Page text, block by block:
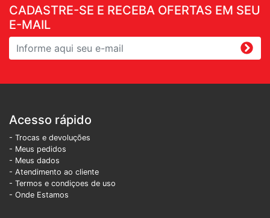
CADASTRE-SE E RECEBA OFERTAS EM SEU
E-MAIL
Acesso rápido
- Trocas e devoluções
- Meus pedidos
- Meus dados
- Atendimento ao cliente
- Termos e condiçoes de uso
- Onde Estamos